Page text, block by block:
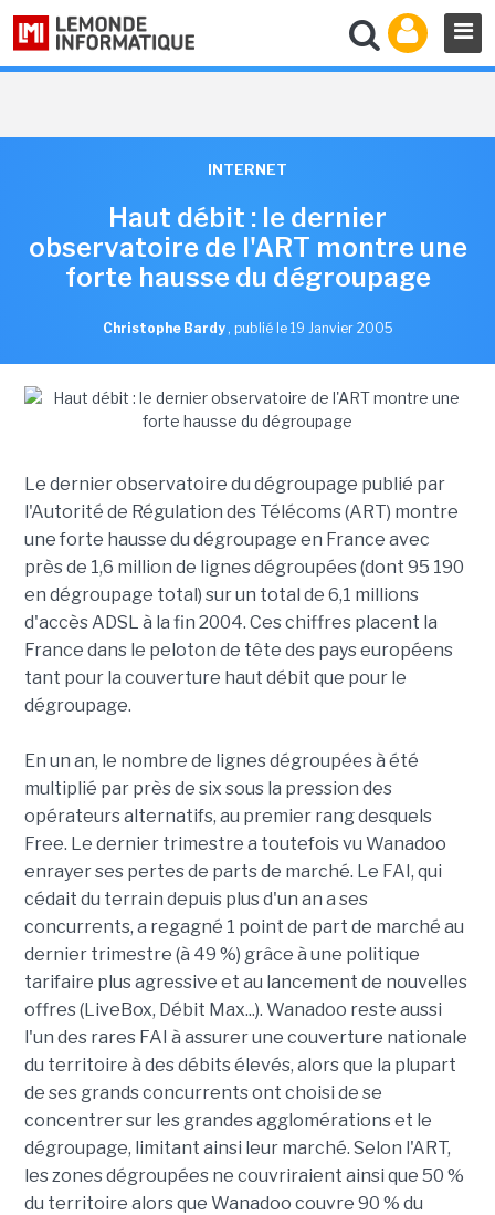
INTERNET
Haut débit : le dernier
observatoire de l'ART montre une
forte hausse du dégroupage
Christophe Bardy , publié le 19 Janvier 2005
Le dernier observatoire du dégroupage publié par
l'Autorité de Régulation des Télécoms (ART) montre
une forte hausse du dégroupage en France avec
près de 1,6 million de lignes dégroupées (dont 95 190
en dégroupage total) sur un total de 6,1 millions
d'accès ADSL à la fin 2004. Ces chiffres placent la
France dans le peloton de tête des pays européens
tant pour la couverture haut débit que pour le
dégroupage.
En un an, le nombre de lignes dégroupées à été
multiplié par près de six sous la pression des
opérateurs alternatifs, au premier rang desquels
Free. Le dernier trimestre a toutefois vu Wanadoo
enrayer ses pertes de parts de marché. Le FAI, qui
cédait du terrain depuis plus d'un an a ses
concurrents, a regagné 1 point de part de marché au
dernier trimestre (à 49 %) grâce à une politique
tarifaire plus agressive et au lancement de nouvelles
offres (LiveBox, Débit Max...). Wanadoo reste aussi
l'un des rares FAI à assurer une couverture nationale
du territoire à des débits élevés, alors que la plupart
de ses grands concurrents ont choisi de se
concentrer sur les grandes agglomérations et le
dégroupage, limitant ainsi leur marché. Selon l'ART,
les zones dégroupées ne couvriraient ainsi que 50 %
du territoire alors que Wanadoo couvre 90 % du